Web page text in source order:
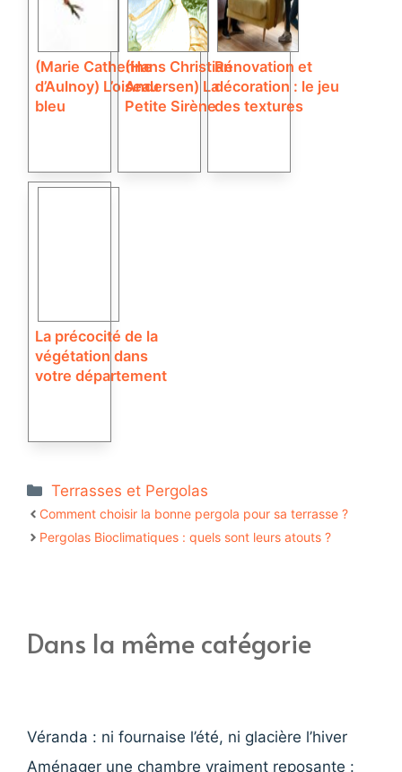
(Marie Catherine
d’Aulnoy) L’oiseau
bleu
(Hans Christian
Andersen) La
Petite Sirène
Rénovation et
décoration : le jeu
des textures
La précocité de la
végétation dans
votre département
Catégories
Terrasses et Pergolas
Comment choisir la bonne pergola pour sa terrasse ?
Pergolas Bioclimatiques : quels sont leurs atouts ?
Dans la même catégorie
Véranda : ni fournaise l’été, ni glacière l’hiver
Aménager une chambre vraiment reposante :